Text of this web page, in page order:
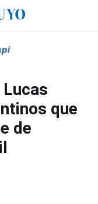
Lucas
que
de